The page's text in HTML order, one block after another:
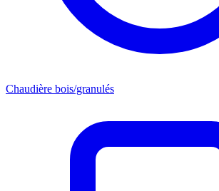
Chaudière bois/granulés